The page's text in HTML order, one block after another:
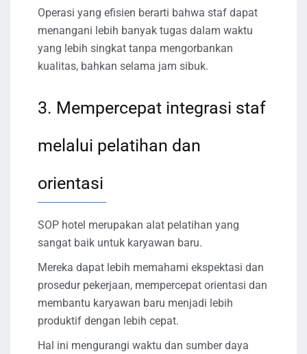
Operasi yang efisien berarti bahwa staf dapat
menangani lebih banyak tugas dalam waktu
yang lebih singkat tanpa mengorbankan
kualitas, bahkan selama jam sibuk.
3. Mempercepat integrasi staf
melalui pelatihan dan
orientasi
SOP hotel merupakan alat pelatihan yang
sangat baik untuk karyawan baru.
Mereka dapat lebih memahami ekspektasi dan
prosedur pekerjaan, mempercepat orientasi dan
membantu karyawan baru menjadi lebih
produktif dengan lebih cepat.
Hal ini mengurangi waktu dan sumber daya